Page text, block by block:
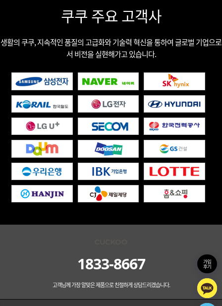
쿠쿠 주요 고객사
생활의 쿠쿠, 지속적인 품질의 고급화와 기술력 혁신을 통하여 글로벌 기업으로
서 비전을 실현해가고 있습니다.
1833-8667
고객님께 가장 알맞은 제품으로 친절하게 상담드리겠습니다.
가입
후기